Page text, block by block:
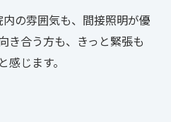
の雰囲気も、間接照明が優
き合う方も、きっと緊張も
じます。